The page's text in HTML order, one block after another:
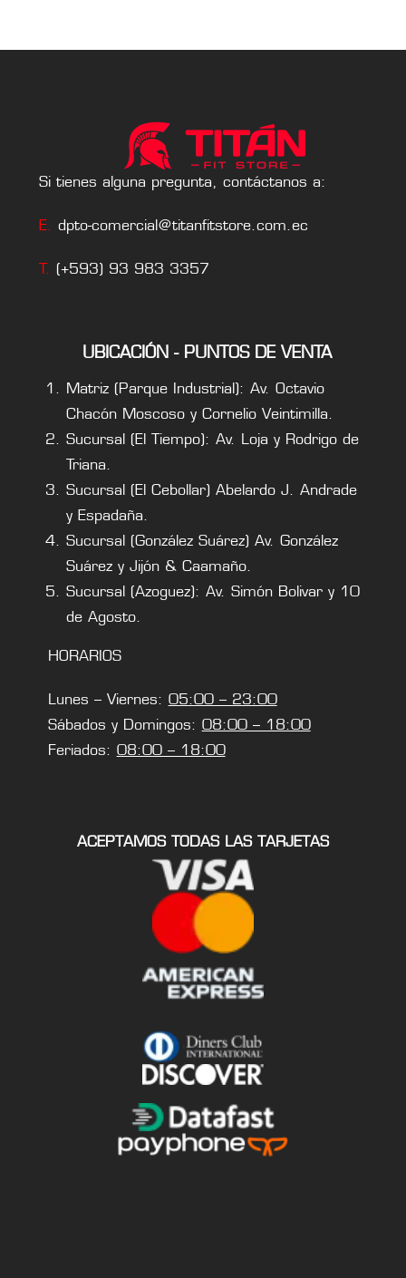
Si tienes alguna pregunta, contáctanos a:
E. dpto-comercial@titanfitstore.com.ec
T. (+593) 93 983 3357
UBICACIÓN - PUNTOS DE VENTA
Matriz (Parque Industrial): Av. Octavio
Chacón Moscoso y Cornelio Veintimilla.
Sucursal (El Tiempo): Av. Loja y Rodrigo de
Triana.
Sucursal (El Cebollar) Abelardo J. Andrade
y Espadaña.
Sucursal (González Suárez) Av. González
Suárez y Jijón & Caamaño.
Sucursal (Azoguez): Av. Simón Bolivar y 10
de Agosto.
HORARIOS
Lunes – Viernes: 05:00 – 23:00
Sábados y Domingos: 08:00 – 18:00
Feriados: 08:00 – 18:00
ACEPTAMOS TODAS LAS TARJETAS